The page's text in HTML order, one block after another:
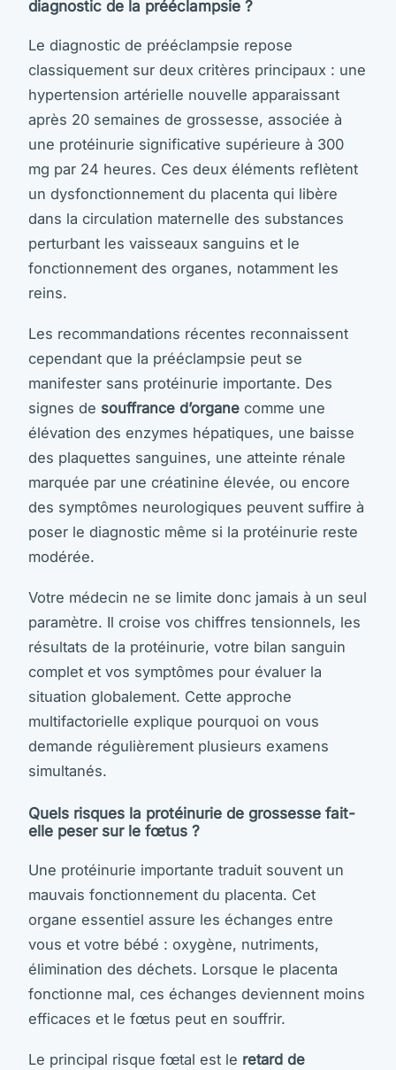
diagnostic de la prééclampsie ?
Le diagnostic de prééclampsie repose
classiquement sur deux critères principaux : une
hypertension artérielle nouvelle apparaissant
après 20 semaines de grossesse, associée à
une protéinurie significative supérieure à 300
mg par 24 heures. Ces deux éléments reflètent
un dysfonctionnement du placenta qui libère
dans la circulation maternelle des substances
perturbant les vaisseaux sanguins et le
fonctionnement des organes, notamment les
reins.
Les recommandations récentes reconnaissent
cependant que la prééclampsie peut se
manifester sans protéinurie importante. Des
signes de souffrance d’organe comme une
élévation des enzymes hépatiques, une baisse
des plaquettes sanguines, une atteinte rénale
marquée par une créatinine élevée, ou encore
des symptômes neurologiques peuvent suffire à
poser le diagnostic même si la protéinurie reste
modérée.
Votre médecin ne se limite donc jamais à un seul
paramètre. Il croise vos chiffres tensionnels, les
résultats de la protéinurie, votre bilan sanguin
complet et vos symptômes pour évaluer la
situation globalement. Cette approche
multifactorielle explique pourquoi on vous
demande régulièrement plusieurs examens
simultanés.
Quels risques la protéinurie de grossesse fait-
elle peser sur le fœtus ?
Une protéinurie importante traduit souvent un
mauvais fonctionnement du placenta. Cet
organe essentiel assure les échanges entre
vous et votre bébé : oxygène, nutriments,
élimination des déchets. Lorsque le placenta
fonctionne mal, ces échanges deviennent moins
efficaces et le fœtus peut en souffrir.
Le principal risque fœtal est le retard de